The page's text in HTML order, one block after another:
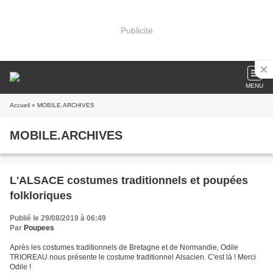
Publicité
MENU
Accueil » MOBILE.ARCHIVES
MOBILE.ARCHIVES
L'ALSACE costumes traditionnels et poupées
folkloriques
Publié le 29/08/2019 à 06:49
Par Poupees
Après les costumes traditionnels de Bretagne et de Normandie, Odile
TRIOREAU nous présente le costume traditionnel Alsacien. C'est là ! Merci
Odile !